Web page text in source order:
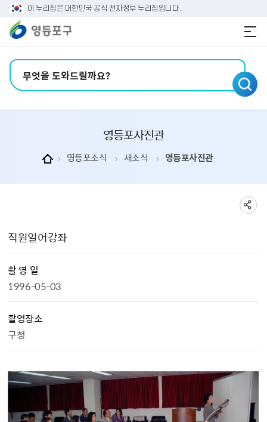
본문 바로가기
주메뉴 바로가기
이 누리집은 대한민국 공식 전자정부 누리집입니다.
영등포사진관
영등포소식 새소식 영등포사진관
직원일어강좌
촬 영 일
1996-05-03
촬영장소
구청